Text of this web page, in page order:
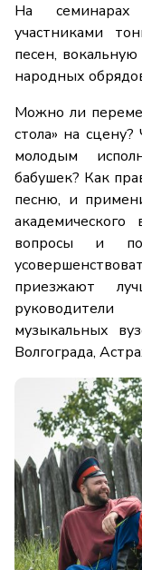
На семинарах
участниками
песен,
народных
Можно ли
стола» на
молодым
бабушек? Как
песню, и
вопросы и
приезжают
музыкальных
Волгограда,